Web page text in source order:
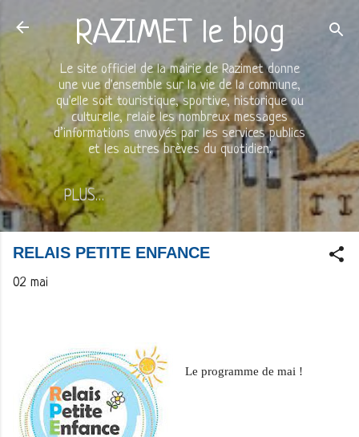
Accéder au contenu principal
RAZIMET le blog
Le site officiel de la mairie de Razimet donne
une vue d'ensemble sur la vie de la commune,
qu'elle soit touristique, sportive, historique ou
culturelle, relaie les nombreux messages
d’informations envoyés par les services publics
et les autres brèves du quotidien.
PLUS…
RELAIS PETITE ENFANCE
02 mai
Le programme de mai !